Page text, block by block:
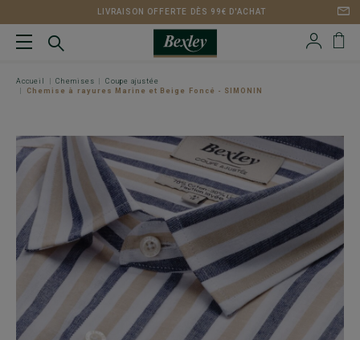
LIVRAISON OFFERTE DÈS 99€ D'ACHAT
Accueil Chemises
Coupe ajustée
Chemise à rayures Marine et Beige Foncé - SIMONIN